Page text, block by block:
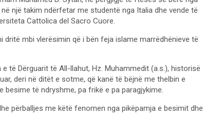
një takim ndërfetar me studentë nga Italia dhe vende të
Cattolica del Sacro Cuore.
mbi vlerësimin që i bën feja islame marrëdhënieve të
të Dërguarit të All-llahut, Hz. Muhammedit (a.s.), historisë
deri në ditët e sotme, që kanë të bëjnë me thelbin e
të ndryshme, pa frikë e pa paragjykime.
përballjes me këtë fenomen nga pikëpamja e besimit dhe